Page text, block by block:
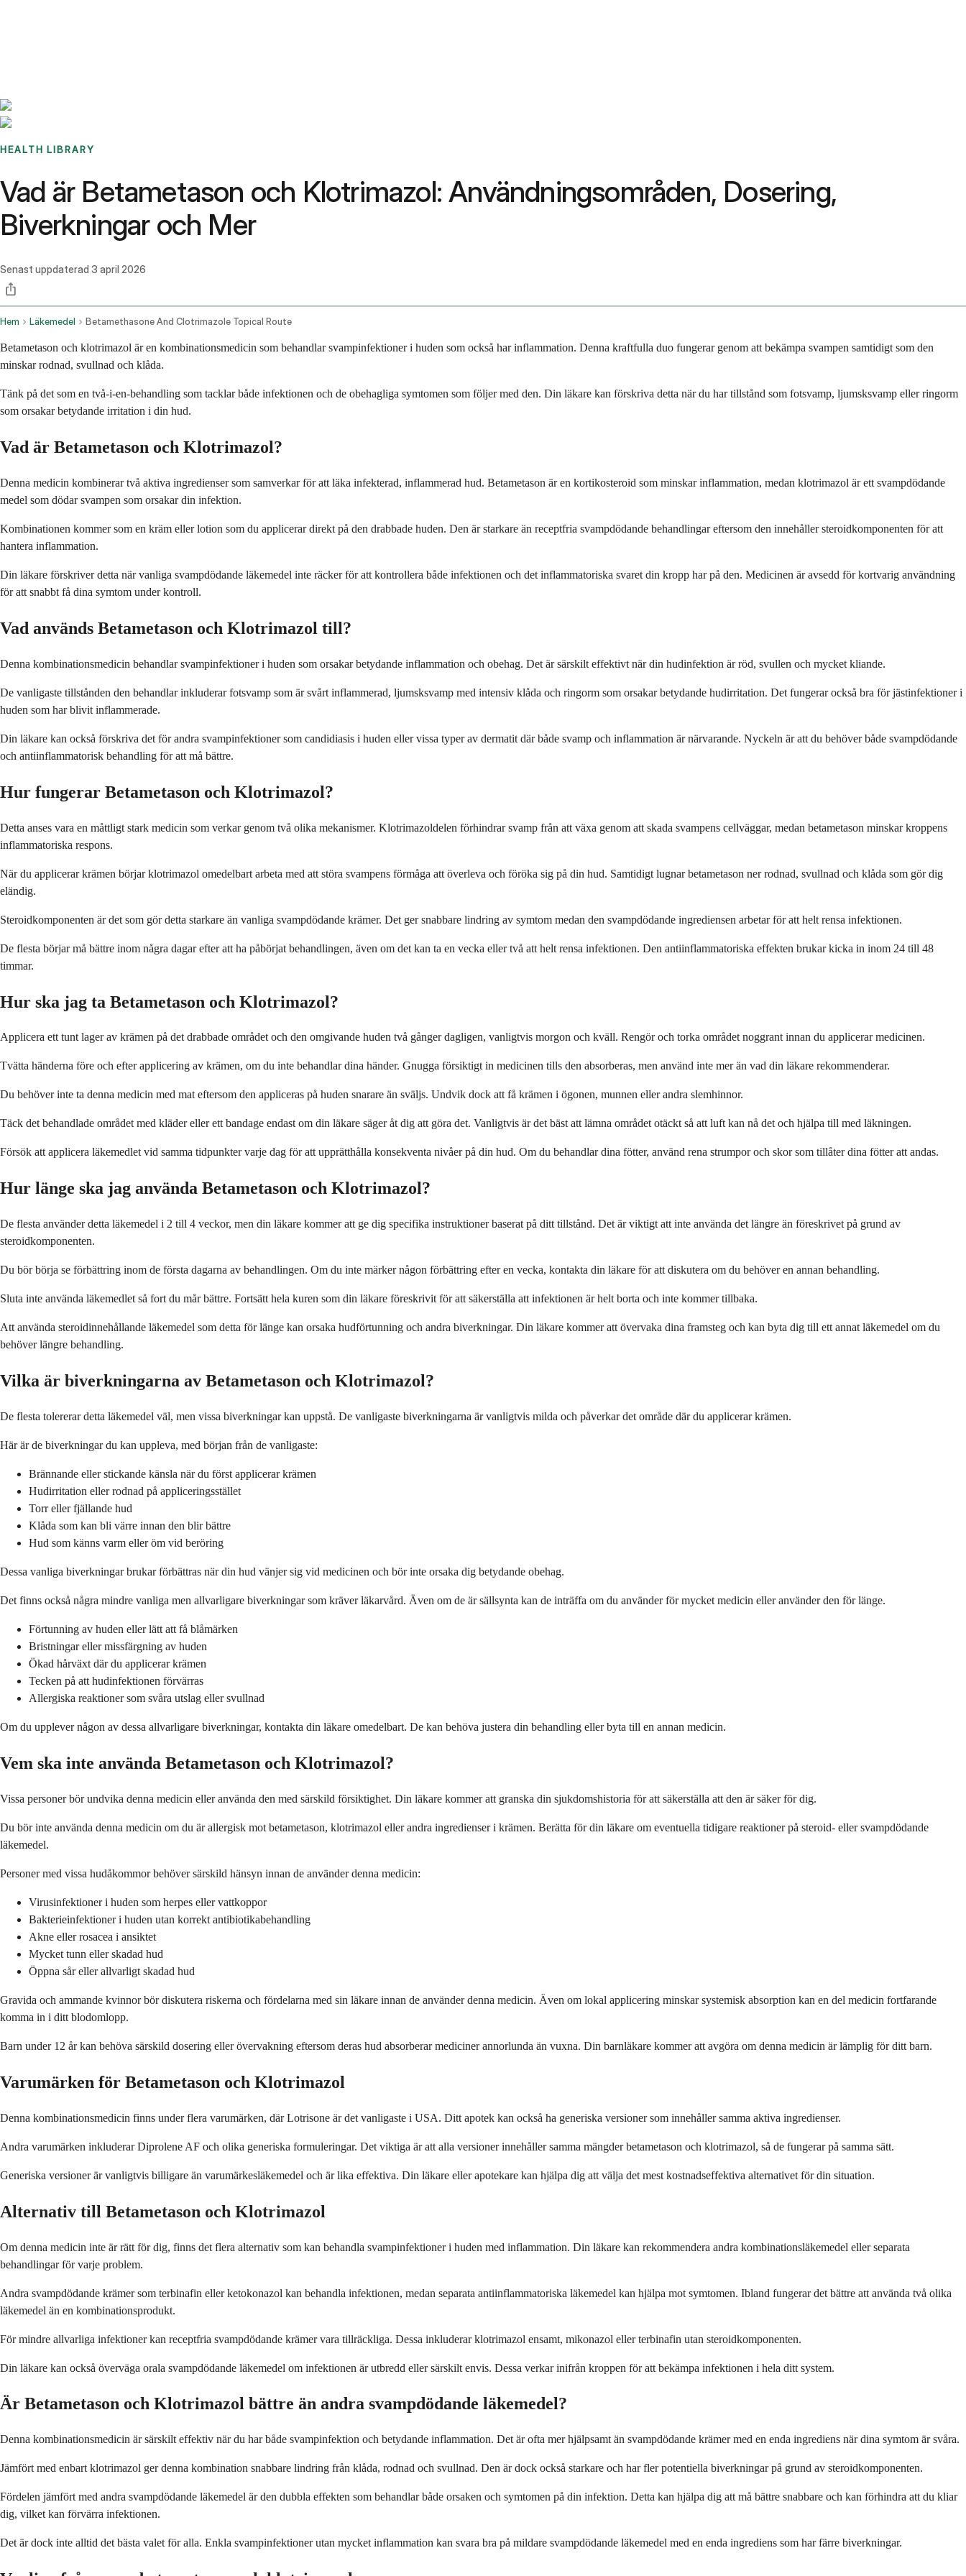
HEALTH LIBRARY
Vad är Betametason och Klotrimazol: Användningsområden, Dosering,
Biverkningar och Mer
Senast uppdaterad 3 april 2026
Hem Läkemedel Betamethasone And Clotrimazole Topical Route
Betametason och klotrimazol är en kombinationsmedicin som behandlar svampinfektioner i huden som också har inflammation. Denna kraftfulla duo fungerar genom att bekämpa svampen samtidigt som den
minskar rodnad, svullnad och klåda.
Tänk på det som en två-i-en-behandling som tacklar både infektionen och de obehagliga symtomen som följer med den. Din läkare kan förskriva detta när du har tillstånd som fotsvamp, ljumsksvamp eller ringorm
som orsakar betydande irritation i din hud.
Vad är Betametason och Klotrimazol?
Denna medicin kombinerar två aktiva ingredienser som samverkar för att läka infekterad, inflammerad hud. Betametason är en kortikosteroid som minskar inflammation, medan klotrimazol är ett svampdödande
medel som dödar svampen som orsakar din infektion.
Kombinationen kommer som en kräm eller lotion som du applicerar direkt på den drabbade huden. Den är starkare än receptfria svampdödande behandlingar eftersom den innehåller steroidkomponenten för att
hantera inflammation.
Din läkare förskriver detta när vanliga svampdödande läkemedel inte räcker för att kontrollera både infektionen och det inflammatoriska svaret din kropp har på den. Medicinen är avsedd för kortvarig användning
för att snabbt få dina symtom under kontroll.
Vad används Betametason och Klotrimazol till?
Denna kombinationsmedicin behandlar svampinfektioner i huden som orsakar betydande inflammation och obehag. Det är särskilt effektivt när din hudinfektion är röd, svullen och mycket kliande.
De vanligaste tillstånden den behandlar inkluderar fotsvamp som är svårt inflammerad, ljumsksvamp med intensiv klåda och ringorm som orsakar betydande hudirritation. Det fungerar också bra för jästinfektioner i
huden som har blivit inflammerade.
Din läkare kan också förskriva det för andra svampinfektioner som candidiasis i huden eller vissa typer av dermatit där både svamp och inflammation är närvarande. Nyckeln är att du behöver både svampdödande
och antiinflammatorisk behandling för att må bättre.
Hur fungerar Betametason och Klotrimazol?
Detta anses vara en måttligt stark medicin som verkar genom två olika mekanismer. Klotrimazoldelen förhindrar svamp från att växa genom att skada svampens cellväggar, medan betametason minskar kroppens
inflammatoriska respons.
När du applicerar krämen börjar klotrimazol omedelbart arbeta med att störa svampens förmåga att överleva och föröka sig på din hud. Samtidigt lugnar betametason ner rodnad, svullnad och klåda som gör dig
eländig.
Steroidkomponenten är det som gör detta starkare än vanliga svampdödande krämer. Det ger snabbare lindring av symtom medan den svampdödande ingrediensen arbetar för att helt rensa infektionen.
De flesta börjar må bättre inom några dagar efter att ha påbörjat behandlingen, även om det kan ta en vecka eller två att helt rensa infektionen. Den antiinflammatoriska effekten brukar kicka in inom 24 till 48
timmar.
Hur ska jag ta Betametason och Klotrimazol?
Applicera ett tunt lager av krämen på det drabbade området och den omgivande huden två gånger dagligen, vanligtvis morgon och kväll. Rengör och torka området noggrant innan du applicerar medicinen.
Tvätta händerna före och efter applicering av krämen, om du inte behandlar dina händer. Gnugga försiktigt in medicinen tills den absorberas, men använd inte mer än vad din läkare rekommenderar.
Du behöver inte ta denna medicin med mat eftersom den appliceras på huden snarare än sväljs. Undvik dock att få krämen i ögonen, munnen eller andra slemhinnor.
Täck det behandlade området med kläder eller ett bandage endast om din läkare säger åt dig att göra det. Vanligtvis är det bäst att lämna området otäckt så att luft kan nå det och hjälpa till med läkningen.
Försök att applicera läkemedlet vid samma tidpunkter varje dag för att upprätthålla konsekventa nivåer på din hud. Om du behandlar dina fötter, använd rena strumpor och skor som tillåter dina fötter att andas.
Hur länge ska jag använda Betametason och Klotrimazol?
De flesta använder detta läkemedel i 2 till 4 veckor, men din läkare kommer att ge dig specifika instruktioner baserat på ditt tillstånd. Det är viktigt att inte använda det längre än föreskrivet på grund av
steroidkomponenten.
Du bör börja se förbättring inom de första dagarna av behandlingen. Om du inte märker någon förbättring efter en vecka, kontakta din läkare för att diskutera om du behöver en annan behandling.
Sluta inte använda läkemedlet så fort du mår bättre. Fortsätt hela kuren som din läkare föreskrivit för att säkerställa att infektionen är helt borta och inte kommer tillbaka.
Att använda steroidinnehållande läkemedel som detta för länge kan orsaka hudförtunning och andra biverkningar. Din läkare kommer att övervaka dina framsteg och kan byta dig till ett annat läkemedel om du
behöver längre behandling.
Vilka är biverkningarna av Betametason och Klotrimazol?
De flesta tolererar detta läkemedel väl, men vissa biverkningar kan uppstå. De vanligaste biverkningarna är vanligtvis milda och påverkar det område där du applicerar krämen.
Här är de biverkningar du kan uppleva, med början från de vanligaste:
Brännande eller stickande känsla när du först applicerar krämen
Hudirritation eller rodnad på appliceringsstället
Torr eller fjällande hud
Klåda som kan bli värre innan den blir bättre
Hud som känns varm eller öm vid beröring
Dessa vanliga biverkningar brukar förbättras när din hud vänjer sig vid medicinen och bör inte orsaka dig betydande obehag.
Det finns också några mindre vanliga men allvarligare biverkningar som kräver läkarvård. Även om de är sällsynta kan de inträffa om du använder för mycket medicin eller använder den för länge.
Förtunning av huden eller lätt att få blåmärken
Bristningar eller missfärgning av huden
Ökad hårväxt där du applicerar krämen
Tecken på att hudinfektionen förvärras
Allergiska reaktioner som svåra utslag eller svullnad
Om du upplever någon av dessa allvarligare biverkningar, kontakta din läkare omedelbart. De kan behöva justera din behandling eller byta till en annan medicin.
Vem ska inte använda Betametason och Klotrimazol?
Vissa personer bör undvika denna medicin eller använda den med särskild försiktighet. Din läkare kommer att granska din sjukdomshistoria för att säkerställa att den är säker för dig.
Du bör inte använda denna medicin om du är allergisk mot betametason, klotrimazol eller andra ingredienser i krämen. Berätta för din läkare om eventuella tidigare reaktioner på steroid- eller svampdödande
läkemedel.
Personer med vissa hudåkommor behöver särskild hänsyn innan de använder denna medicin:
Virusinfektioner i huden som herpes eller vattkoppor
Bakterieinfektioner i huden utan korrekt antibiotikabehandling
Akne eller rosacea i ansiktet
Mycket tunn eller skadad hud
Öppna sår eller allvarligt skadad hud
Gravida och ammande kvinnor bör diskutera riskerna och fördelarna med sin läkare innan de använder denna medicin. Även om lokal applicering minskar systemisk absorption kan en del medicin fortfarande
komma in i ditt blodomlopp.
Barn under 12 år kan behöva särskild dosering eller övervakning eftersom deras hud absorberar mediciner annorlunda än vuxna. Din barnläkare kommer att avgöra om denna medicin är lämplig för ditt barn.
Varumärken för Betametason och Klotrimazol
Denna kombinationsmedicin finns under flera varumärken, där Lotrisone är det vanligaste i USA. Ditt apotek kan också ha generiska versioner som innehåller samma aktiva ingredienser.
Andra varumärken inkluderar Diprolene AF och olika generiska formuleringar. Det viktiga är att alla versioner innehåller samma mängder betametason och klotrimazol, så de fungerar på samma sätt.
Generiska versioner är vanligtvis billigare än varumärkesläkemedel och är lika effektiva. Din läkare eller apotekare kan hjälpa dig att välja det mest kostnadseffektiva alternativet för din situation.
Alternativ till Betametason och Klotrimazol
Om denna medicin inte är rätt för dig, finns det flera alternativ som kan behandla svampinfektioner i huden med inflammation. Din läkare kan rekommendera andra kombinationsläkemedel eller separata
behandlingar för varje problem.
Andra svampdödande krämer som terbinafin eller ketokonazol kan behandla infektionen, medan separata antiinflammatoriska läkemedel kan hjälpa mot symtomen. Ibland fungerar det bättre att använda två olika
läkemedel än en kombinationsprodukt.
För mindre allvarliga infektioner kan receptfria svampdödande krämer vara tillräckliga. Dessa inkluderar klotrimazol ensamt, mikonazol eller terbinafin utan steroidkomponenten.
Din läkare kan också överväga orala svampdödande läkemedel om infektionen är utbredd eller särskilt envis. Dessa verkar inifrån kroppen för att bekämpa infektionen i hela ditt system.
Är Betametason och Klotrimazol bättre än andra svampdödande läkemedel?
Denna kombinationsmedicin är särskilt effektiv när du har både svampinfektion och betydande inflammation. Det är ofta mer hjälpsamt än svampdödande krämer med en enda ingrediens när dina symtom är svåra.
Jämfört med enbart klotrimazol ger denna kombination snabbare lindring från klåda, rodnad och svullnad. Den är dock också starkare och har fler potentiella biverkningar på grund av steroidkomponenten.
Fördelen jämfört med andra svampdödande läkemedel är den dubbla effekten som behandlar både orsaken och symtomen på din infektion. Detta kan hjälpa dig att må bättre snabbare och kan förhindra att du kliar
dig, vilket kan förvärra infektionen.
Det är dock inte alltid det bästa valet för alla. Enkla svampinfektioner utan mycket inflammation kan svara bra på mildare svampdödande läkemedel med en enda ingrediens som har färre biverkningar.